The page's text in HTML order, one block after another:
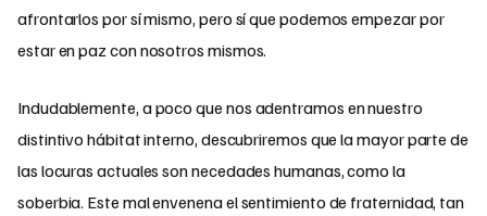
afrontarlos por sí mismo, pero sí que podemos empezar por
estar en paz con nosotros mismos.
Indudablemente, a poco que nos adentramos en nuestro
distintivo hábitat interno, descubriremos que la mayor parte de
las locuras actuales son necedades humanas, como la
soberbia. Este mal envenena el sentimiento de fraternidad, tan